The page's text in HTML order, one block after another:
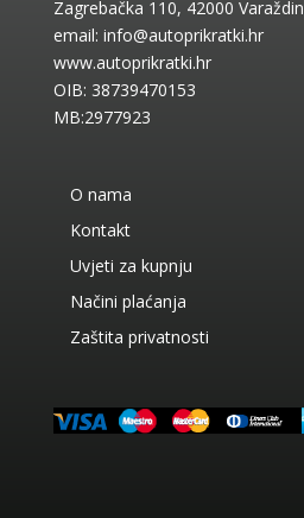
Zagrebačka 110, 42000 Varaždin
email: info@autoprikratki.hr
www.autoprikratki.hr
OIB: 38739470153
MB:2977923
O nama
Kontakt
Uvjeti za kupnju
Načini plaćanja
Zaštita privatnosti